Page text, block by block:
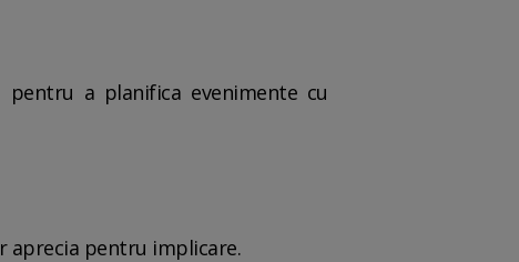
a planifica evenimente cu
aprecia pentru implicare.